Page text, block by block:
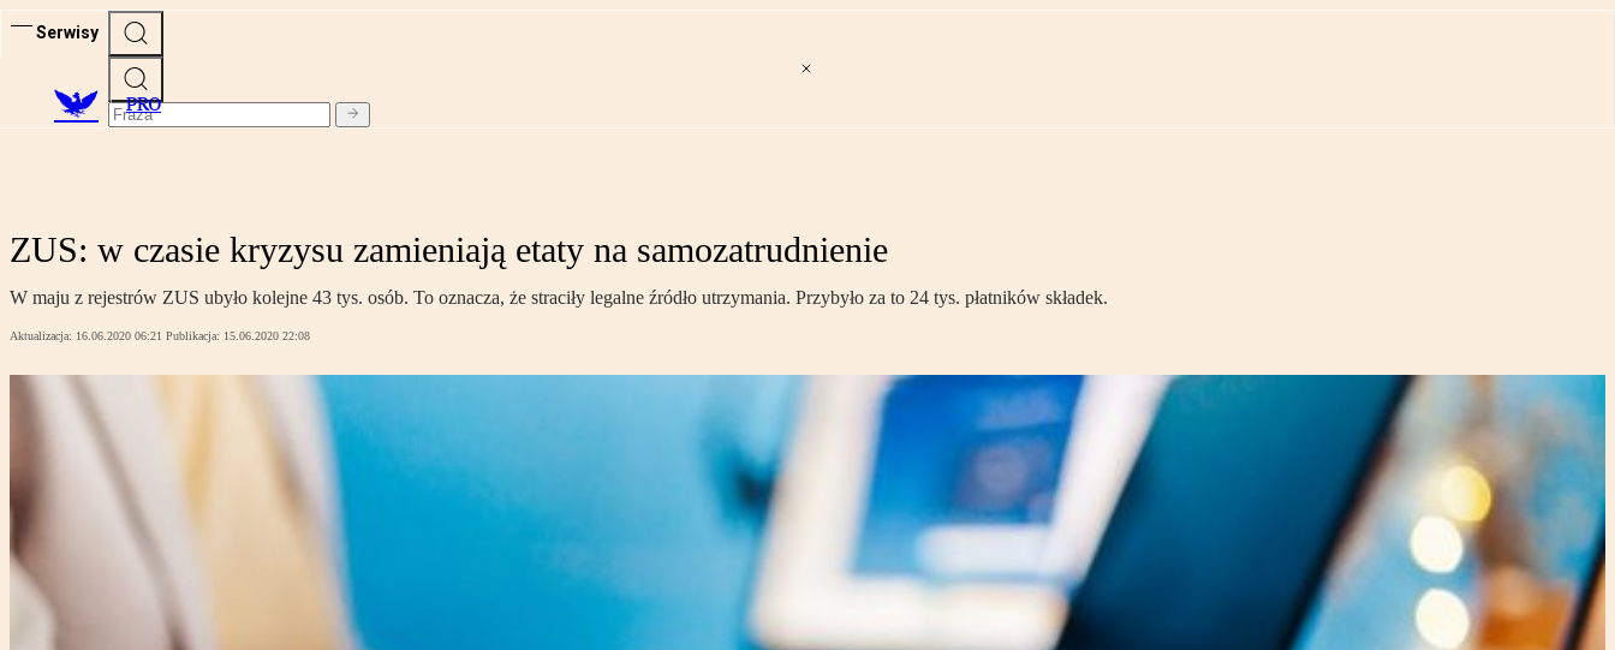
Serwisy
PRO
ZUS: w czasie kryzysu zamieniają etaty na samozatrudnienie
W maju z rejestrów ZUS ubyło kolejne 43 tys. osób. To oznacza, że straciły legalne źródło utrzymania. Przybyło za to 24 tys. płatników składek.
Aktualizacja: 16.06.2020 06:21 Publikacja: 15.06.2020 22:08